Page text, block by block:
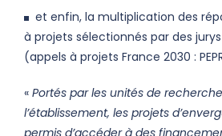
et enfin, la multiplication des
à projets sélectionnés par des
(appels à projets France 2030 :
« Portés par les unités de
l’établissement, les projets